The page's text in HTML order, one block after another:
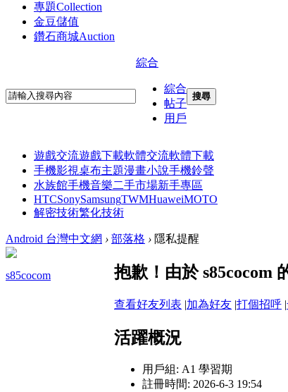
專題Collection
金豆儲值
鑽石商城Auction
綜合
綜合
帖子
用戶
搜尋
遊戲交流遊戲下載軟體交流軟體下載
手機影視桌布主題漫畫小說手機鈴聲
水族館手機音樂二手市場新手專區
HTCSonySamsungTWMHuaweiMOTO
解密技術繁化技術
Android 台灣中文網 › 部落格 › 隱私提醒
s85cocom 抱歉！由於 s85cocom
查看好友列表 |加為好友 |打個招呼 |
活躍概況
用戶組: A1 學習期
註冊時間: 2026-6-3 19:54